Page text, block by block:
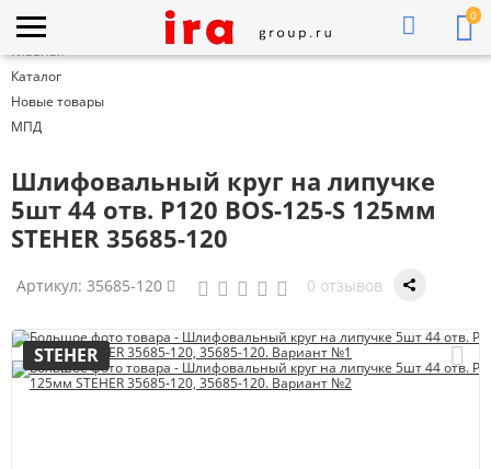
0
Главная
Каталог
Новые товары
МПД
Шлифовальный круг на липучке
5шт 44 отв. Р120 BOS-125-S 125мм
STEHER 35685-120
Артикул: 35685-120 0 отзывов
STEHER